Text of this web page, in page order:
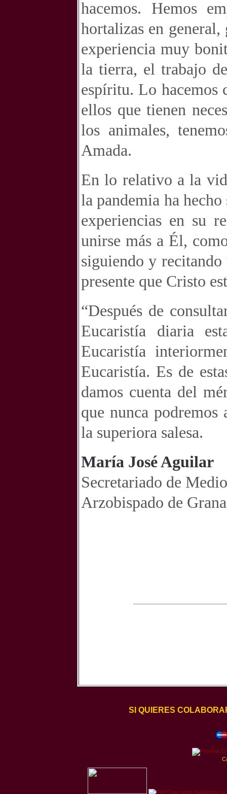
hacemos. Hemos
hortalizas en general,
experiencia muy
la tierra, el trabajo
espíritu. Lo hacemos
ellos que tienen
los animales,
Amada.
En lo relativo a la
la pandemia ha
experiencias en su
unirse más a Él,
siguiendo y recitando
presente que Cristo
“Después de
Eucaristía diaria
Eucaristía
Eucaristía. Es de
damos cuenta del
que nunca
la superiora salesa.
María José Aguilar
Secretariado de
Arzobispado de
SI QUIERES